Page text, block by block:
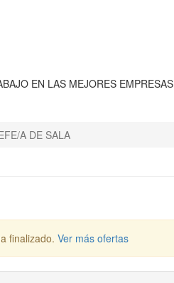
EN LAS MEJORES EMPRESAS
A DE SALA
finalizado. Ver más ofertas